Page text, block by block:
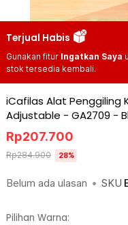
Terjual Habis
Gunakan fitur Ingatkan Saya
stok tersedia kembali.
iCafilas Alat Penggiling
Adjustable - GA2709 -
Belum ada ulasan • SKU
Rp207.700
Rp284.900 28%
Pilihan Warna: